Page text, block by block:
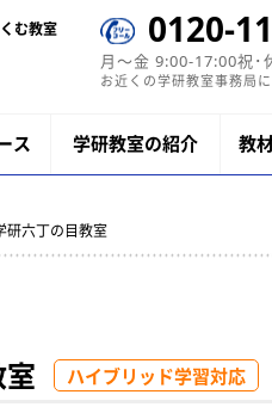
む教室 0120-
月〜金 9:00-17:00祝･
お近くの学研教室事務局
ス 学研教室の紹介 教
研六丁の目教室
ハイブリッド学習対応